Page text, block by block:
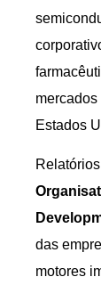
Estados
das
motores